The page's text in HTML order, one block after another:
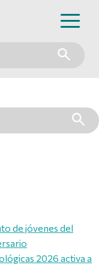
de jóvenes del
2026 activa a